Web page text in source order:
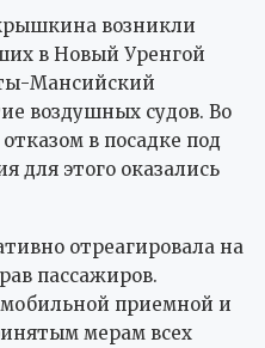
возникли
в Новый Уренгой
Мансийский
воздушных судов. Во
в посадке под
для этого оказались
отреагировала на
пассажиров.
приемной и
мерам всех